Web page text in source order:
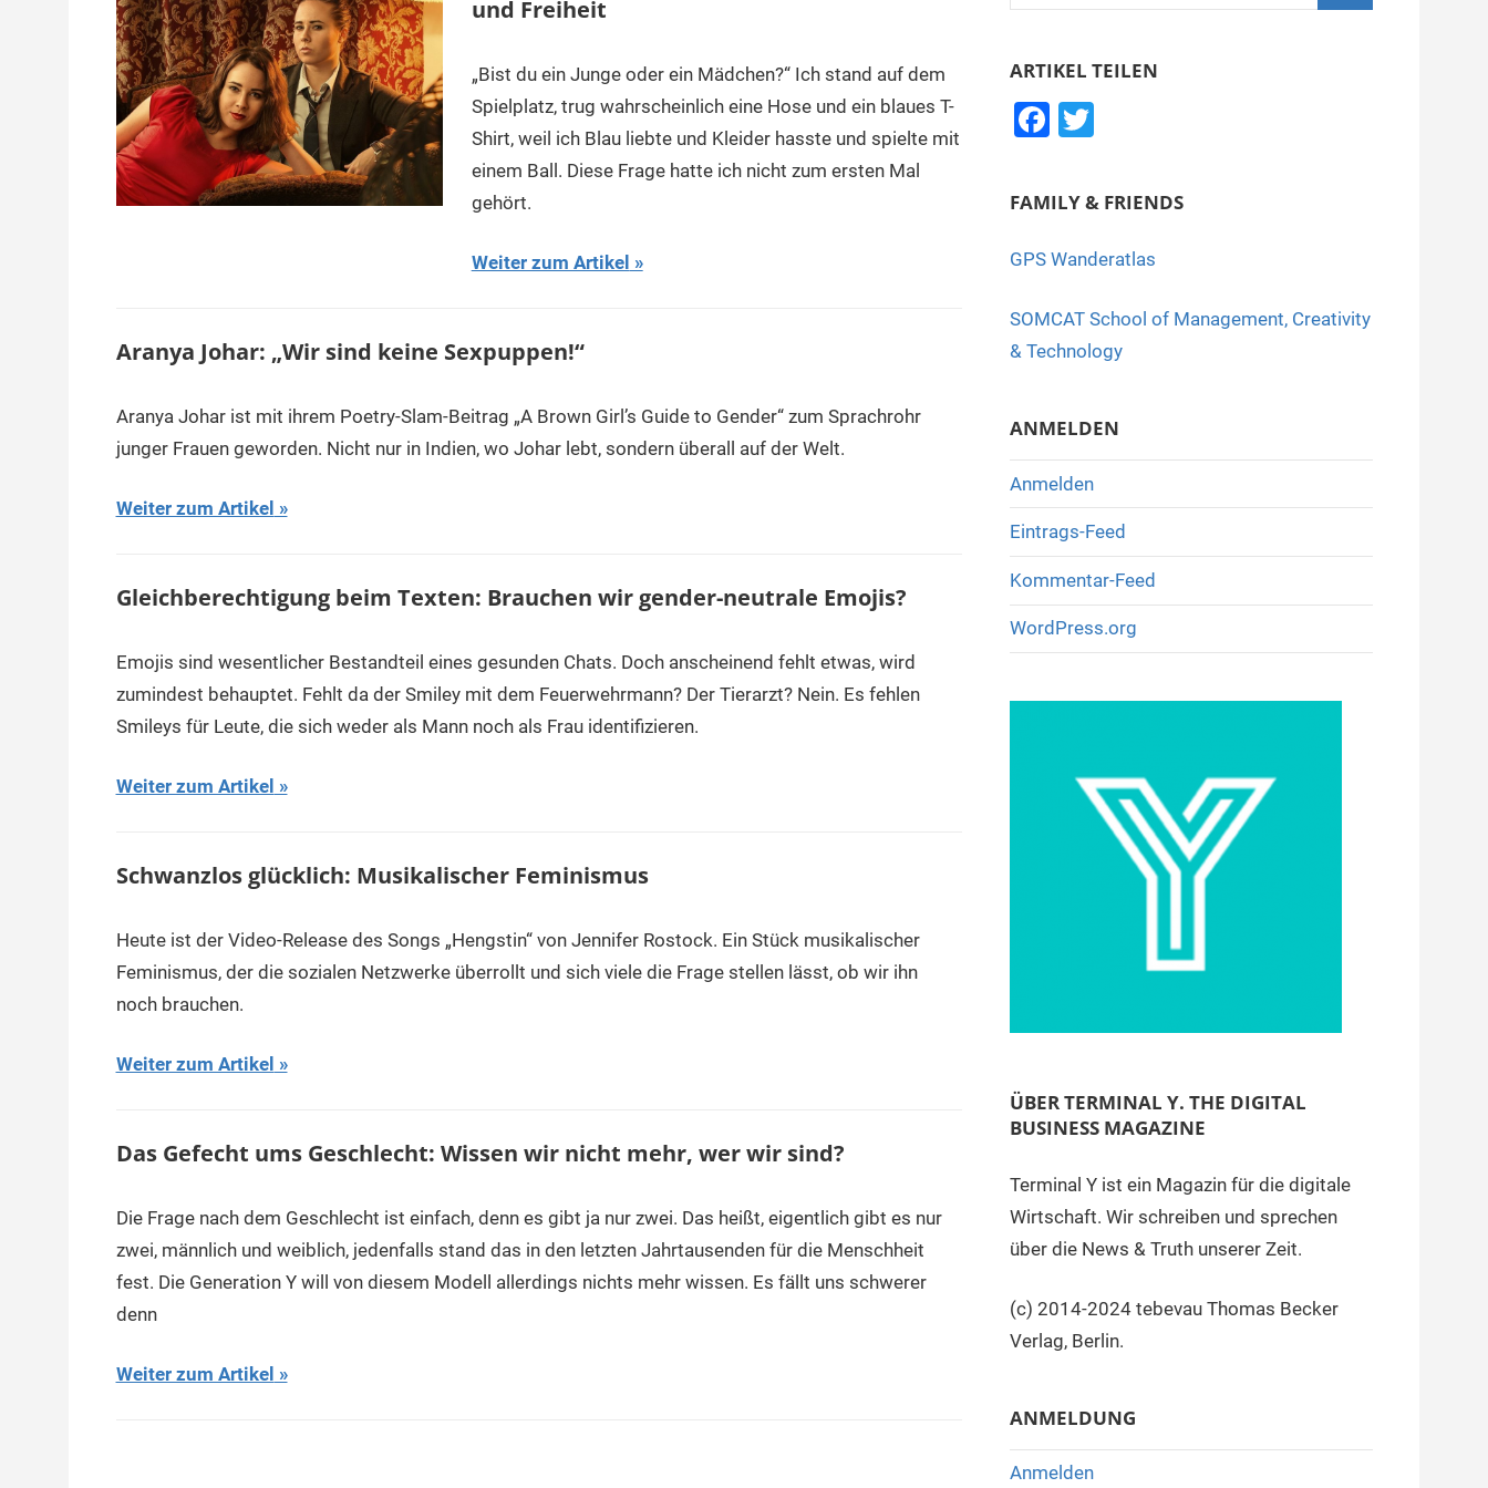
und Freiheit
„Bist du ein Junge oder ein Mädchen?“ Ich stand auf dem
Spielplatz, trug wahrscheinlich eine Hose und ein blaues T-
Shirt, weil ich Blau liebte und Kleider hasste und spielte mit
einem Ball. Diese Frage hatte ich nicht zum ersten Mal
gehört.
Weiter zum Artikel
Aranya Johar: „Wir sind keine Sexpuppen!“
Aranya Johar ist mit ihrem Poetry-Slam-Beitrag „A Brown Girl’s Guide to Gender“ zum Sprachrohr
junger Frauen geworden. Nicht nur in Indien, wo Johar lebt, sondern überall auf der Welt.
Weiter zum Artikel
Gleichberechtigung beim Texten: Brauchen wir gender-neutrale Emojis?
Emojis sind wesentlicher Bestandteil eines gesunden Chats. Doch anscheinend fehlt etwas, wird
zumindest behauptet. Fehlt da der Smiley mit dem Feuerwehrmann? Der Tierarzt? Nein. Es fehlen
Smileys für Leute, die sich weder als Mann noch als Frau identifizieren.
Weiter zum Artikel
Schwanzlos glücklich: Musikalischer Feminismus
Heute ist der Video-Release des Songs „Hengstin“ von Jennifer Rostock. Ein Stück musikalischer
Feminismus, der die sozialen Netzwerke überrollt und sich viele die Frage stellen lässt, ob wir ihn
noch brauchen.
Weiter zum Artikel
Das Gefecht ums Geschlecht: Wissen wir nicht mehr, wer wir sind?
Die Frage nach dem Geschlecht ist einfach, denn es gibt ja nur zwei. Das heißt, eigentlich gibt es nur
zwei, männlich und weiblich, jedenfalls stand das in den letzten Jahrtausenden für die Menschheit
fest. Die Generation Y will von diesem Modell allerdings nichts mehr wissen. Es fällt uns schwerer
denn
Weiter zum Artikel
ARTIKEL TEILEN
F
c
b
o
k
T
tt
FAMILY & FRIENDS
GPS Wanderatlas
SOMCAT School of Management, Creativity
& Technology
ANMELDEN
Anmelden
Eintrags-Feed
Kommentar-Feed
WordPress.org
ÜBER TERMINAL Y. THE DIGITAL
BUSINESS MAGAZINE
Terminal Y ist ein Magazin für die digitale
Wirtschaft. Wir schreiben und sprechen
über die News & Truth unserer Zeit.
(c) 2014-2024 tebevau Thomas Becker
Verlag, Berlin.
ANMELDUNG
Anmelden